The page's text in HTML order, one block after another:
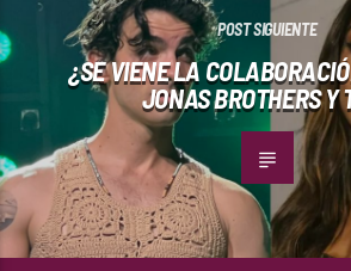
POST SIGUIENTE
¿SE VIENE LA
JONAS BROTHERS Y